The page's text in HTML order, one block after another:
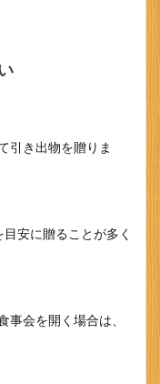
引き出物を贈りま
安に贈ることが多く
会を開く場合は、